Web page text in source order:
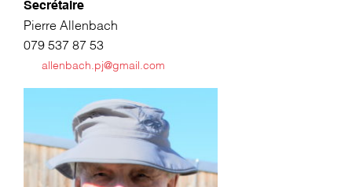
Secrétaire
Pierre Allenbach
079 537 87 53
allenbach.pj@gmail.com